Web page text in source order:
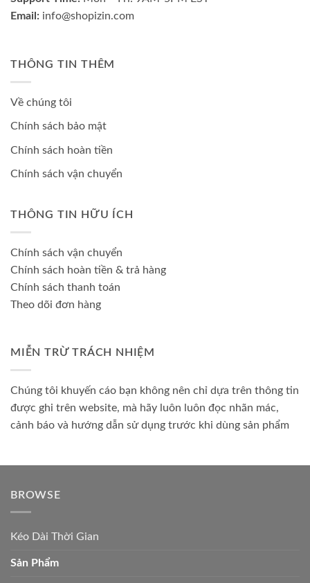
Email: info@shopizin.com
THÔNG TIN THÊM
Về chúng tôi
Chính sách bảo mật
Chính sách hoàn tiền
Chính sách vận chuyển
THÔNG TIN HỮU ÍCH
Chính sách vận chuyển
Chính sách hoàn tiền & trả hàng
Chính sách thanh toán
Theo dõi đơn hàng
MIỄN TRỪ TRÁCH NHIỆM
Chúng tôi khuyến cáo bạn không nên chỉ dựa trên thông tin
được ghi trên website, mà hãy luôn luôn đọc nhãn mác,
cảnh báo và hướng dẫn sử dụng trước khi dùng sản phẩm
BROWSE
Kéo Dài Thời Gian
Sản Phẩm